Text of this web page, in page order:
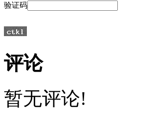
验证码
评论
暂无评论!